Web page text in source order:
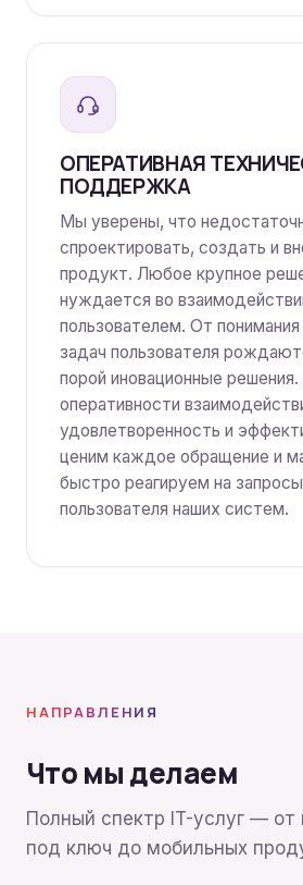
ОПЕРАТИВНАЯ
ПОДДЕРЖКА
Мы уверены, что
спроектировать, создать и
продукт. Любое крупное
нуждается во
пользователем. От
задач пользователя
порой иновационные
оперативности
удовлетворенность и
ценим каждое обращение и
быстро реагируем на
пользователя наших систем.
НАПРАВЛЕНИЯ
Что мы делаем
Полный спектр IT-услуг — от
под ключ до мобильных